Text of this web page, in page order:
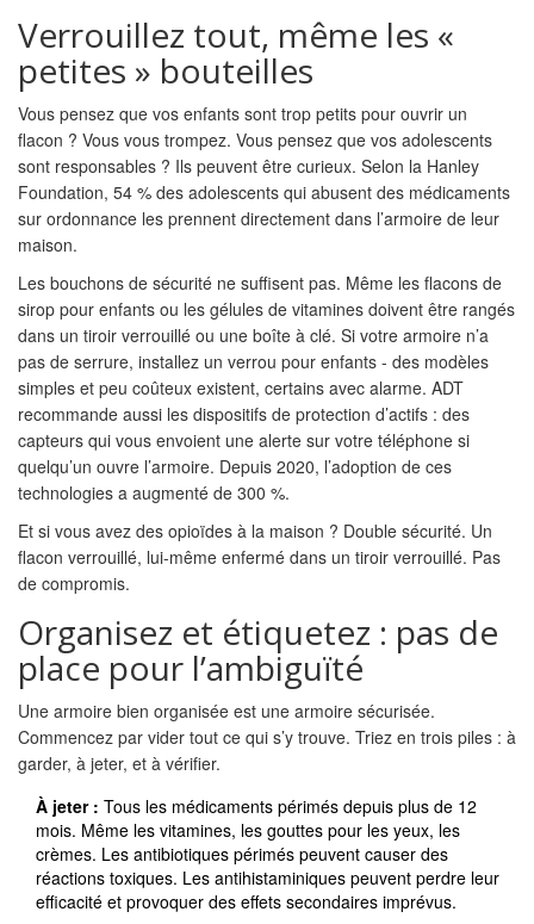
Verrouillez tout, même les «
petites » bouteilles
Vous pensez que vos enfants sont trop petits pour ouvrir un
flacon ? Vous vous trompez. Vous pensez que vos adolescents
sont responsables ? Ils peuvent être curieux. Selon la Hanley
Foundation, 54 % des adolescents qui abusent des médicaments
sur ordonnance les prennent directement dans l’armoire de leur
maison.
Les bouchons de sécurité ne suffisent pas. Même les flacons de
sirop pour enfants ou les gélules de vitamines doivent être rangés
dans un tiroir verrouillé ou une boîte à clé. Si votre armoire n’a
pas de serrure, installez un verrou pour enfants - des modèles
simples et peu coûteux existent, certains avec alarme. ADT
recommande aussi les dispositifs de protection d’actifs : des
capteurs qui vous envoient une alerte sur votre téléphone si
quelqu’un ouvre l’armoire. Depuis 2020, l’adoption de ces
technologies a augmenté de 300 %.
Et si vous avez des opioïdes à la maison ? Double sécurité. Un
flacon verrouillé, lui-même enfermé dans un tiroir verrouillé. Pas
de compromis.
Organisez et étiquetez : pas de
place pour l’ambiguïté
Une armoire bien organisée est une armoire sécurisée.
Commencez par vider tout ce qui s’y trouve. Triez en trois piles : à
garder, à jeter, et à vérifier.
À jeter : Tous les médicaments périmés depuis plus de 12
mois. Même les vitamines, les gouttes pour les yeux, les
crèmes. Les antibiotiques périmés peuvent causer des
réactions toxiques. Les antihistaminiques peuvent perdre leur
efficacité et provoquer des effets secondaires imprévus.